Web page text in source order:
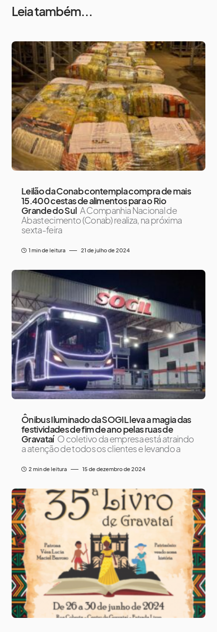
Leia também...
Leilão da Conab contempla compra de mais
15.400 cestas de alimentos para o Rio
Grande do Sul A Companhia Nacional de
Abastecimento (Conab) realiza, na próxima
sexta-feira
1 min de leitura 21 de julho de 2024
Ônibus Iluminado da SOGIL leva a magia das
festividades de fim de ano pelas ruas de
Gravataí O coletivo da empresa está atraindo
a atenção de todos os clientes e levando a
2 min de leitura 15 de dezembro de 2024